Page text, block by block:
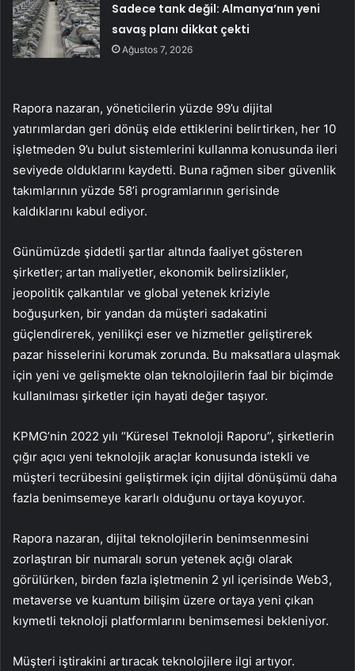
Sadece tank değil: Almanya’nın yeni
savaş planı dikkat çekti
Ağustos 7, 2026
Rapora nazaran, yöneticilerin yüzde 99’u dijital
yatırımlardan geri dönüş elde ettiklerini belirtirken, her 10
işletmeden 9’u bulut sistemlerini kullanma konusunda ileri
seviyede olduklarını kaydetti. Buna rağmen siber güvenlik
takımlarının yüzde 58’i programlarının gerisinde
kaldıklarını kabul ediyor.
Günümüzde şiddetli şartlar altında faaliyet gösteren
şirketler; artan maliyetler, ekonomik belirsizlikler,
jeopolitik çalkantılar ve global yetenek kriziyle
boğuşurken, bir yandan da müşteri sadakatini
güçlendirerek, yenilikçi eser ve hizmetler geliştirerek
pazar hisselerini korumak zorunda. Bu maksatlara ulaşmak
için yeni ve gelişmekte olan teknolojilerin faal bir biçimde
kullanılması şirketler için hayati değer taşıyor.
KPMG’nin 2022 yılı “Küresel Teknoloji Raporu”, şirketlerin
çığır açıcı yeni teknolojik araçlar konusunda istekli ve
müşteri tecrübesini geliştirmek için dijital dönüşümü daha
fazla benimsemeye kararlı olduğunu ortaya koyuyor.
Rapora nazaran, dijital teknolojilerin benimsenmesini
zorlaştıran bir numaralı sorun yetenek açığı olarak
görülürken, birden fazla işletmenin 2 yıl içerisinde Web3,
metaverse ve kuantum bilişim üzere ortaya yeni çıkan
kıymetli teknoloji platformlarını benimsemesi bekleniyor.
Müşteri iştirakini artıracak teknolojilere ilgi artıyor.